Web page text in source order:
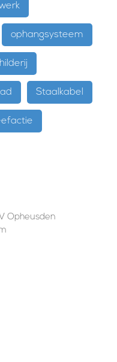
ophangsysteem
Staalkabel
Opheusden